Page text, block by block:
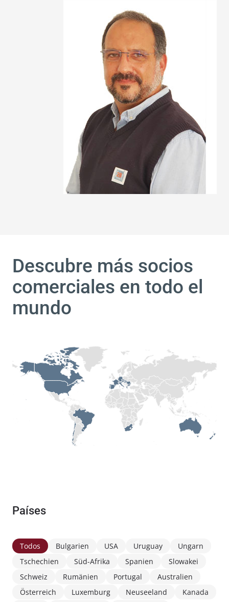
Descubre más socios
comerciales en todo el
mundo
Países
Todos Bulgarien USA Uruguay
Ungarn
Tschechien
Süd-Afrika Spanien
Slowakei
Schweiz
Rumänien Portugal
Australien
Österreich
Luxemburg Neuseeland
Kanada